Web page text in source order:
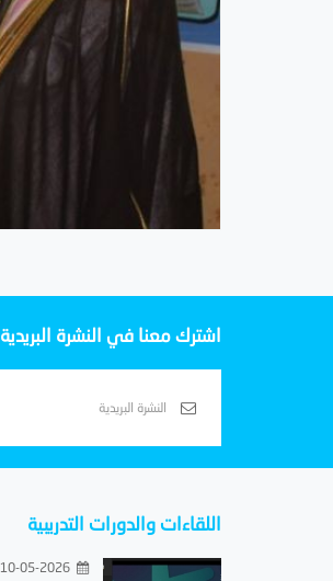
اشترك معنا في النشرة البريدية
اللقاءات والدورات التدريبية